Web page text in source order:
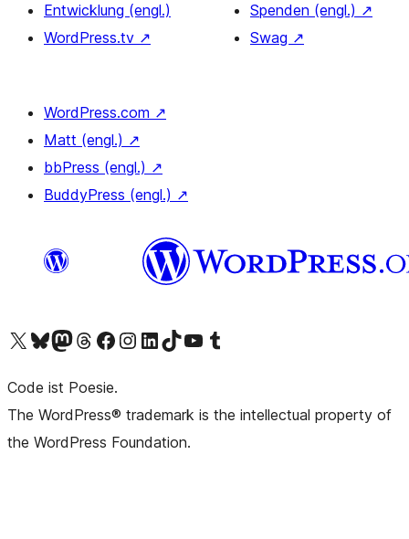
Entwicklung (engl.)
WordPress.tv ↗
Spenden (engl.) ↗
Swag ↗
WordPress.com ↗
Matt (engl.) ↗
bbPress (engl.) ↗
BuddyPress (engl.) ↗
Das X-Konto (früher Twitter) von WordPress.org besuchen
Das Bluesky-Konto von WordPress.org besuchen
Das Mastodon-Konto von WordPress.org besuchen
Das Threads-Konto von WordPress.org besuchen
Die Facebook-Seite von WordPress.org besuchen
Das Instagram-Konto von WordPress.org besuchen
Das LinkedIn-Konto von WordPress.org besuchen
Das TikTok-Konto von WordPress.org besuchen
Den YouTube-Kanal von WordPress.org besuchen
Das Tumblr-Konto von WordPress.org besuchen
Code ist Poesie.
The WordPress® trademark is the intellectual property of
the WordPress Foundation.